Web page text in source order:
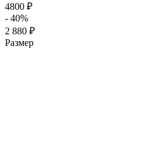
4800 ₽
- 40%
2 880 ₽
Размер